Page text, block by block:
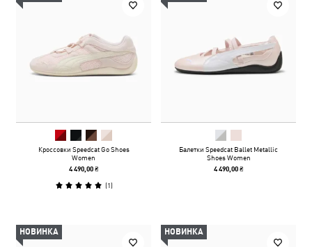
Кроссовки Speedcat Go Shoes
Women
4 490,00 ₴
(1)
Балетки Speedcat Ballet Metallic
Shoes Women
4 490,00 ₴
НОВИНКА НОВИНКА